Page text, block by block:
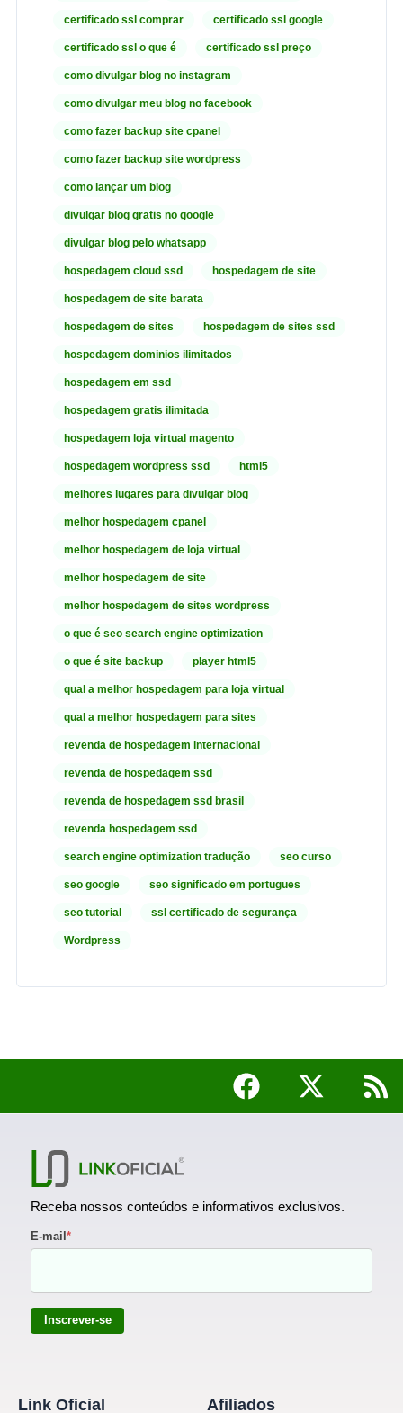
certificado ssl comprar certificado ssl google
certificado ssl o que é certificado ssl preço
como divulgar blog no instagram
como divulgar meu blog no facebook
como fazer backup site cpanel
como fazer backup site wordpress
como lançar um blog
divulgar blog gratis no google
divulgar blog pelo whatsapp
hospedagem cloud ssd hospedagem de site
hospedagem de site barata
hospedagem de sites hospedagem de sites ssd
hospedagem dominios ilimitados
hospedagem em ssd
hospedagem gratis ilimitada
hospedagem loja virtual magento
hospedagem wordpress ssd html5
melhores lugares para divulgar blog
melhor hospedagem cpanel
melhor hospedagem de loja virtual
melhor hospedagem de site
melhor hospedagem de sites wordpress
o que é seo search engine optimization
o que é site backup player html5
qual a melhor hospedagem para loja virtual
qual a melhor hospedagem para sites
revenda de hospedagem internacional
revenda de hospedagem ssd
revenda de hospedagem ssd brasil
revenda hospedagem ssd
search engine optimization tradução seo curso
seo google seo significado em portugues
seo tutorial ssl certificado de segurança
Wordpress
Receba nossos conteúdos e informativos exclusivos.
E-mail*
Inscrever-se
Link Oficial Afiliados